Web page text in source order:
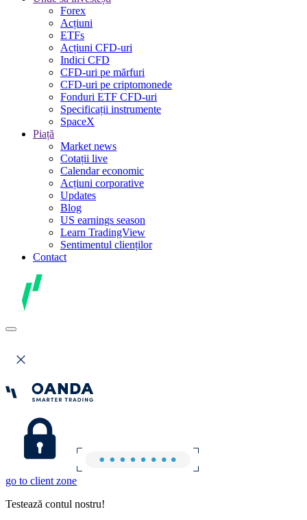
Forex
Acțiuni
ETFs
Acțiuni CFD-uri
Indici CFD
CFD-uri pe mărfuri
CFD-uri pe criptomonede
Fonduri ETF CFD-uri
Specificații instrumente
SpaceX
Piață
Market news
Cotații live
Calendar economic
Acțiuni corporative
Updates
Blog
US earnings season
Learn TradingView
Sentimentul clienților
Contact
go to client zone
Testează contul nostru!